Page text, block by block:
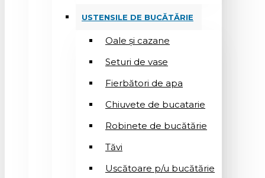
USTENSILE DE BUCĂTĂRIE
Oale și cazane
Seturi de vase
Fierbători de apa
Chiuvete de bucatarie
Robinete de bucătărie
Tăvi
Uscătoare p/u bucătărie